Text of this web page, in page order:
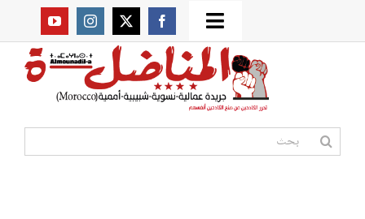
to
Toggle
Navigation
من نحن؟
البحث